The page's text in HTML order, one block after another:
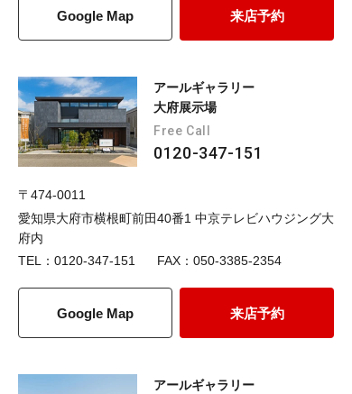
Google Map 来店予約
アールギャラリー
大府展示場
Free Call
0120-347-151
〒474-0011
愛知県大府市横根町前田40番1 中京テレビハウジング大
府内
TEL：0120-347-151
FAX：050-3385-2354
Google Map 来店予約
アールギャラリー